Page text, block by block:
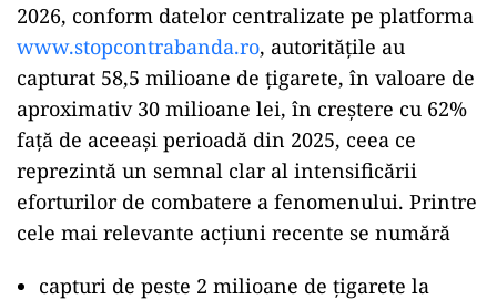
2026, conform datelor centralizate pe platforma
www.stopcontrabanda.ro, autoritățile au
capturat 58,5 milioane de țigarete, în valoare de
aproximativ 30 milioane lei, în creștere cu 62%
față de aceeași perioadă din 2025, ceea ce
reprezintă un semnal clar al intensificării
eforturilor de combatere a fenomenului. Printre
cele mai relevante acțiuni recente se numără
capturi de peste 2 milioane de țigarete la